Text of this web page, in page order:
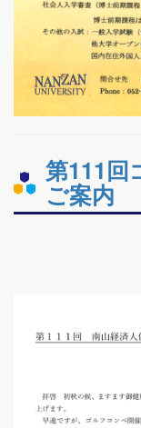
第111回
ご案内